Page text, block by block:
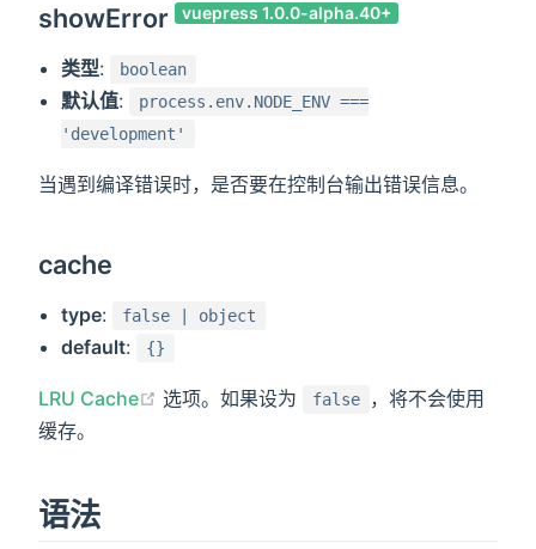
showError vuepress 1.0.0-alpha.40+
类型: boolean
默认值:
process.env.NODE_ENV ===
'development'
当遇到编译错误时，是否要在控制台输出错误信息。
cache
type: false | object
default: {}
LRU Cache 选项。如果设为 false
，将不会使用
缓存。
语法